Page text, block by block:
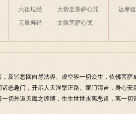
六祖坛经
无量寿经
大势至菩萨心咒
文殊菩萨心咒
达摩
及皆悉回向尽法界、虚空界一切众生，依佛菩
恶趣门，开示人天涅槃正路。家门清吉，身心
切外道天魔之缠缚，生生世世永离恶道，离一